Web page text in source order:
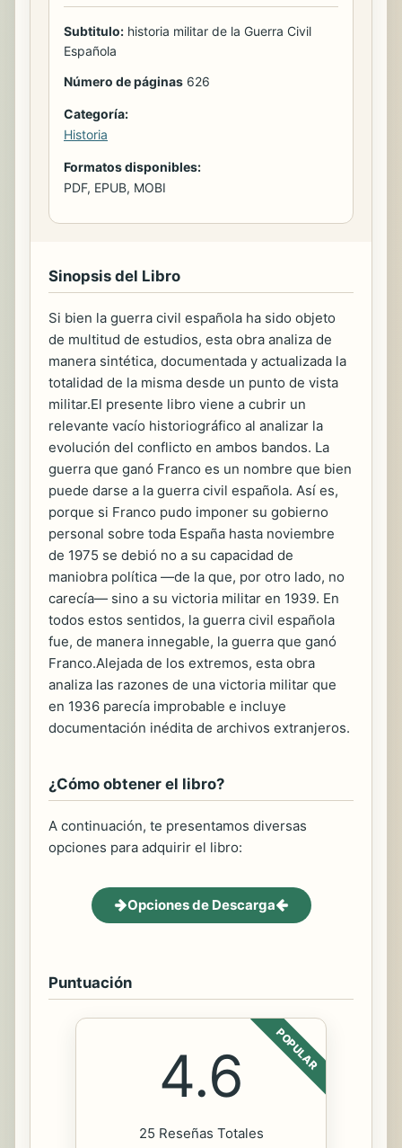
Subtitulo: historia militar de la Guerra Civil
Española
Número de páginas 626
Categoría:
Historia
Formatos disponibles:
PDF, EPUB, MOBI
Sinopsis del Libro
Si bien la guerra civil española ha sido objeto
de multitud de estudios, esta obra analiza de
manera sintética, documentada y actualizada la
totalidad de la misma desde un punto de vista
militar.El presente libro viene a cubrir un
relevante vacío historiográfico al analizar la
evolución del conflicto en ambos bandos. La
guerra que ganó Franco es un nombre que bien
puede darse a la guerra civil española. Así es,
porque si Franco pudo imponer su gobierno
personal sobre toda España hasta noviembre
de 1975 se debió no a su capacidad de
maniobra política —de la que, por otro lado, no
carecía— sino a su victoria militar en 1939. En
todos estos sentidos, la guerra civil española
fue, de manera innegable, la guerra que ganó
Franco.Alejada de los extremos, esta obra
analiza las razones de una victoria militar que
en 1936 parecía improbable e incluye
documentación inédita de archivos extranjeros.
¿Cómo obtener el libro?
A continuación, te presentamos diversas
opciones para adquirir el libro:
Opciones de Descarga
Puntuación
POPULAR
4.6
25 Reseñas Totales